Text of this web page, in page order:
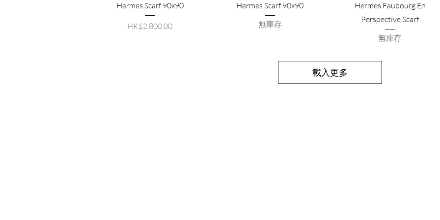
Hermes Scarf 90x90
價格
HK$2,800.00
Hermes Scarf 90x90
無庫存
Hermes Faubourg En
Perspective Scarf
無庫存
載入更多